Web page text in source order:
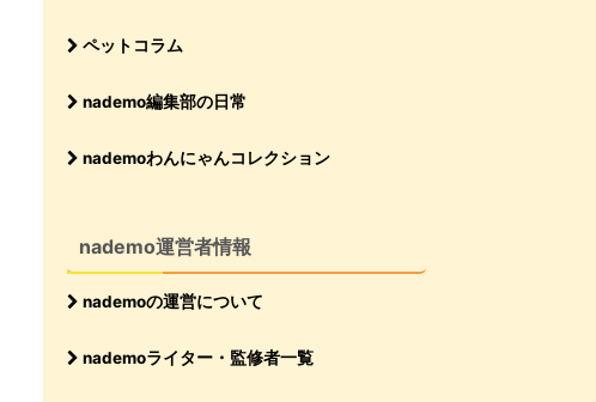
ペットコラム
nademo編集部の日常
nademoわんにゃんコレクション
nademo運営者情報
nademoの運営について
nademoライター・監修者一覧